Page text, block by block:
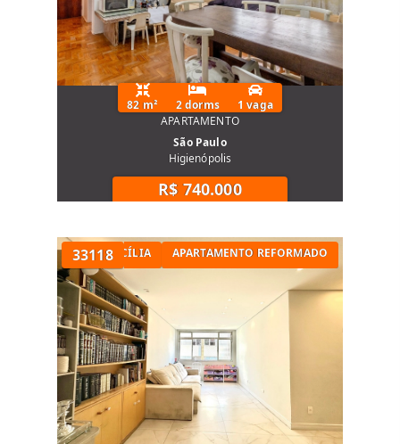
82 m² 2 dorms
1 vaga
APARTAMENTO
São Paulo
Higienópolis
R$ 740.000
33118
NA SANTA CECÍLIA APARTAMENTO REFORMADO